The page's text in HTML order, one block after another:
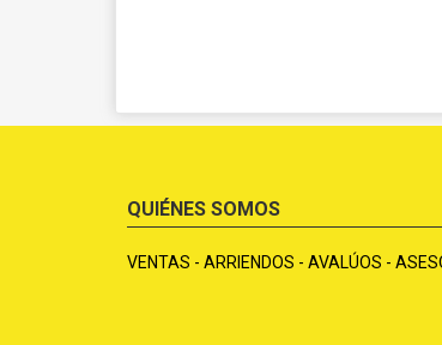
QUIÉNES SOMOS
VENTAS - ARRIENDOS - AVALÚOS -